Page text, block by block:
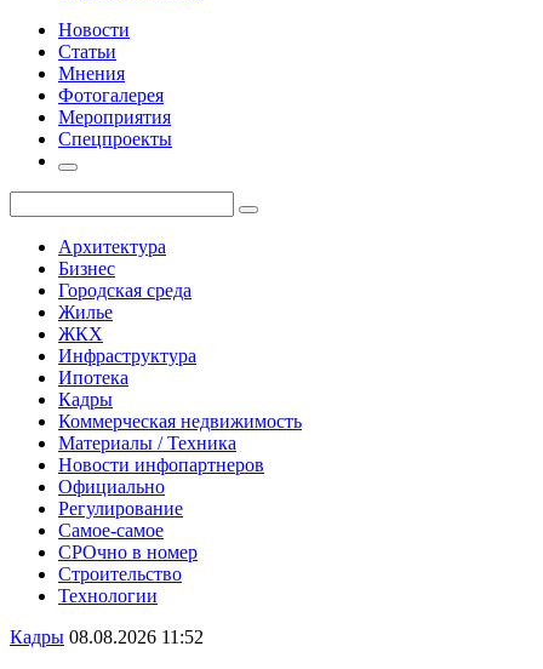
Новости
Статьи
Мнения
Фотогалерея
Мероприятия
Спецпроекты
Архитектура
Бизнес
Городская среда
Жилье
ЖКХ
Инфраструктура
Ипотека
Кадры
Коммерческая недвижимость
Материалы / Техника
Новости инфопартнеров
Официально
Регулирование
Самое-самое
СРОчно в номер
Строительство
Технологии
Кадры 08.08.2026 11:52